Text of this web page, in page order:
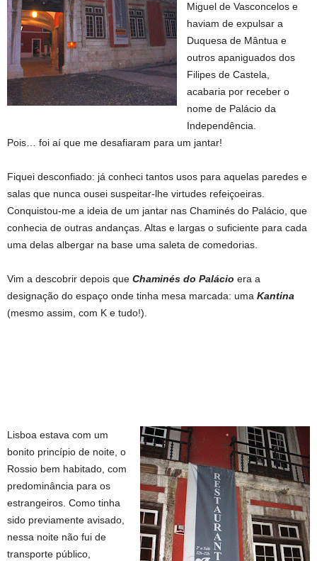
Miguel de Vasconcelos e
haviam de expulsar a
Duquesa de Mântua e
outros apaniguados dos
Filipes de Castela,
acabaria por receber o
nome de Palácio da
Independência.
Pois… foi aí que me desafiaram para um jantar!
Fiquei desconfiado: já conheci tantos usos para aquelas paredes e
salas que nunca ousei suspeitar-lhe virtudes refeiçoeiras.
Conquistou-me a ideia de um jantar nas Chaminés do Palácio, que
conhecia de outras andanças. Altas e largas o suficiente para cada
uma delas albergar na base uma saleta de comedorias.
Vim a descobrir depois que Chaminés do Palácio era a
designação do espaço onde tinha mesa marcada: uma Kantina
(mesmo assim, com K e tudo!).
Lisboa estava com um
bonito princípio de noite, o
Rossio bem habitado, com
predominância para os
estrangeiros. Como tinha
sido previamente avisado,
nessa noite não fui de
transporte público,